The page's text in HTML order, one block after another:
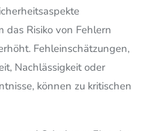
Risiko von Fehlern
Fehleinschätzungen,
Nachlässigkeit oder
können zu kritischen